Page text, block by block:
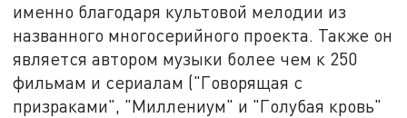
именно благодаря культовой мелодии из
названного многосерийного проекта. Также он
является автором музыки более чем к 250
фильмам и сериалам ("Говорящая с
призраками", "Миллениум" и "Голубая кровь"